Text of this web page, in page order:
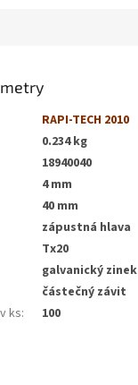
RAPI-TECH 2010
0.234 kg
18940040
4 mm
40 mm
zápustná hlava
Tx20
galvanický zinek
částečný závit
ks: 100